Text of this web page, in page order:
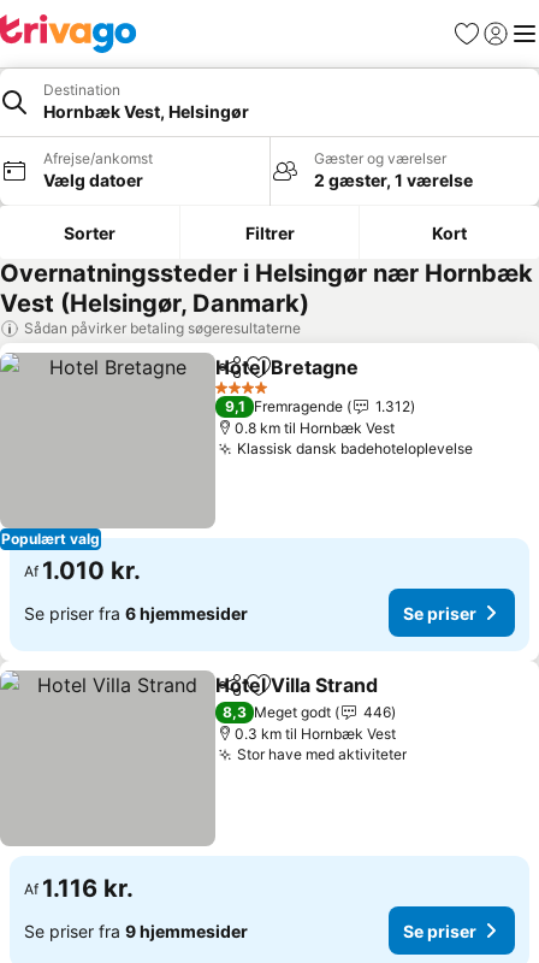
Favoritter
Log ind
Destination
Hornbæk Vest, Helsingør
Afrejse/ankomst
Vælg datoer
Gæster og værelser
2 gæster, 1 værelse
Sorter Filtrer Kort
Overnatningssteder i Helsingør nær Hornbæk
Vest (Helsingør, Danmark)
Sådan påvirker betaling søgeresultaterne
Populært valg
Del Føj til favoritter
Hotel Bretagne
4 Stjerner
9,1 Fremragende
1.312
0.8 km til Hornbæk Vest
Klassisk dansk badehoteloplevelse
Af 1.010 kr.
Se priser fra 6 hjemmesider Se priser
Del Føj til favoritter
Hotel Villa Strand
8,3 Meget godt
446
0.3 km til Hornbæk Vest
Stor have med aktiviteter
Af 1.116 kr.
Se priser fra 9 hjemmesider Se priser